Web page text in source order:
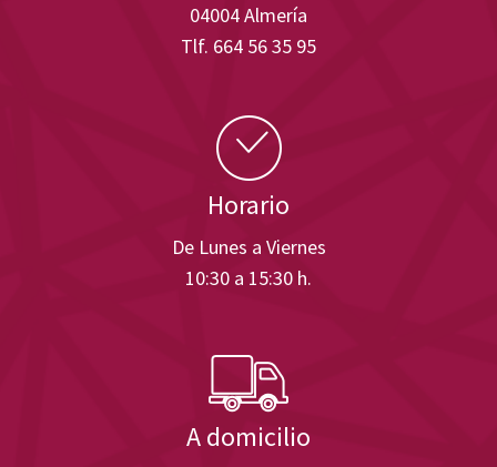
04004 Almería
Tlf. 664 56 35 95
Horario
De Lunes a Viernes
10:30 a 15:30 h.
A domicilio